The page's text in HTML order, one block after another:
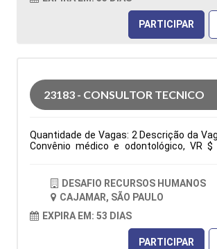
PARTICIPAR
23183 - CONSULTOR TECNICO
Quantidade de Vagas: 2 Descrição da
Convênio médico e odontológico, VR
up, negociações, atendimento ao cliente
e whatsapp, participação em feira e
contratação: CLT Cidade: Cajamar, SP,
Atuação: Administração Comercial/
Formação Acadêmica:
DESAFIO RECURSOS HUMANOS
CAJAMAR, SÃO PAULO
EXPIRA EM: 53 DIAS
PARTICIPAR